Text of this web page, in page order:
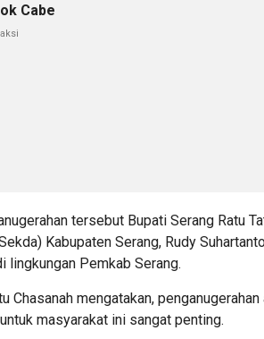
Cabe
tersebut Bupati Serang Ratu
Kabupaten Serang, Rudy
lingkungan Pemkab Serang.
Chasanah mengatakan,
masyarakat ini sangat penting.